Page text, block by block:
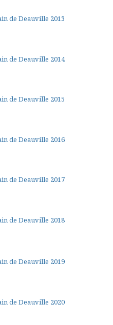
de Deauville 2013
de Deauville 2014
de Deauville 2015
de Deauville 2016
de Deauville 2017
de Deauville 2018
de Deauville 2019
de Deauville 2020